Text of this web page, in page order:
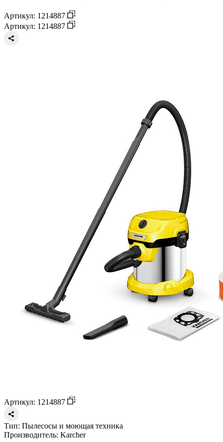
Артикул: 1214887
Артикул: 1214887
Артикул: 1214887
Тип: Пылесосы и моющая техника
Производитель: Karcher